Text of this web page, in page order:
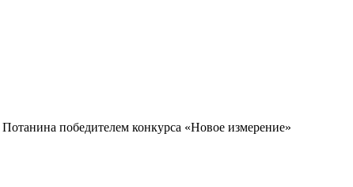
победителем конкурса «Новое измерение»